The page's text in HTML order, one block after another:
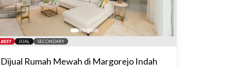
BEST JUAL SECONDARY
Dijual Rumah Mewah di Margorejo Indah